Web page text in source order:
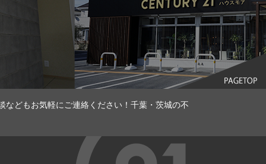
どもお気軽にご連絡ください！千葉・茨城の不